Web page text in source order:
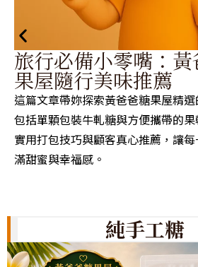
旅行必備小零嘴：
果屋隨行美味推薦
這篇文章帶妳探索黃爸爸糖果屋精選
包括單顆包裝牛軋糖與方便攜帶的
實用打包技巧與顧客真心推薦，讓
滿甜蜜與幸福感。
純手工糖